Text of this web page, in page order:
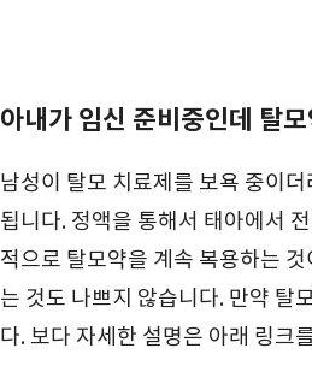
아내가 임신 준비중인데 탈
남성이 탈모 치료제를 보욕 중이
됩니다. 정액을 통해서 태아에서
적으로 탈모약을 계속 복용하는
는 것도 나쁘지 않습니다. 만약 탈
다. 보다 자세한 설명은 아래 링크